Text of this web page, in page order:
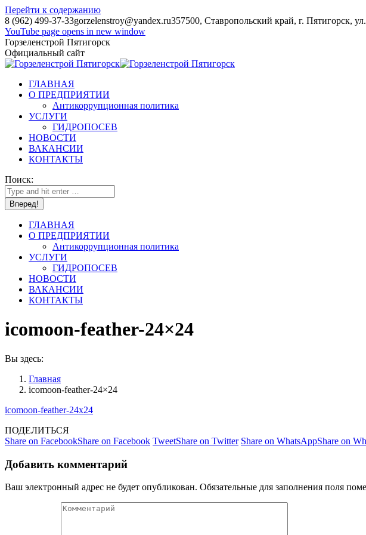
Перейти к содержанию
8 (962) 499-37-33gorzelenstroy@yandex.ru357500, Ставропольский край, г. Пятигорск,
YouTube page opens in new window
Горзеленстрой Пятигорск
Официальный сайт
ГЛАВНАЯ
О ПРЕДПРИЯТИИ
Антикоррупционная политика
УСЛУГИ
ГИДРОПОСЕВ
НОВОСТИ
ВАКАНСИИ
КОНТАКТЫ
Поиск:
ГЛАВНАЯ
О ПРЕДПРИЯТИИ
Антикоррупционная политика
УСЛУГИ
ГИДРОПОСЕВ
НОВОСТИ
ВАКАНСИИ
КОНТАКТЫ
icomoon-feather-24×24
Вы здесь:
Главная
icomoon-feather-24×24
icomoon-feather-24x24
ПОДЕЛИТЬСЯ
Share on FacebookShare on Facebook TweetShare on Twitter Share on WhatsAppShare on
Добавить комментарий
Ваш электронный адрес не будет опубликован. Обязательные для заполнения поля